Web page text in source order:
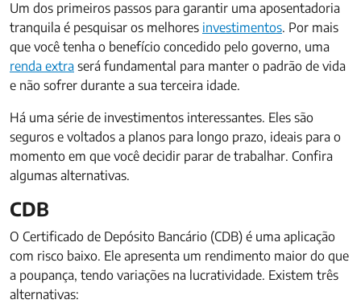
Um dos primeiros passos para garantir uma aposentadoria
tranquila é pesquisar os melhores investimentos. Por mais
que você tenha o benefício concedido pelo governo, uma
renda extra será fundamental para manter o padrão de vida
e não sofrer durante a sua terceira idade.
Há uma série de investimentos interessantes. Eles são
seguros e voltados a planos para longo prazo, ideais para o
momento em que você decidir parar de trabalhar. Confira
algumas alternativas.
CDB
O Certificado de Depósito Bancário (CDB) é uma aplicação
com risco baixo. Ele apresenta um rendimento maior do que
a poupança, tendo variações na lucratividade. Existem três
alternativas: